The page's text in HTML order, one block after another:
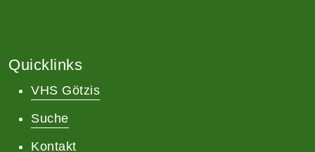
Quicklinks
VHS Götzis
Suche
Kontakt